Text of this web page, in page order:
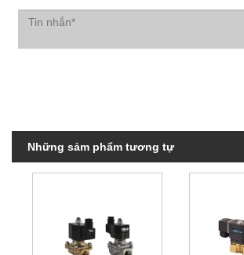
Những sảm phẩm tương tự